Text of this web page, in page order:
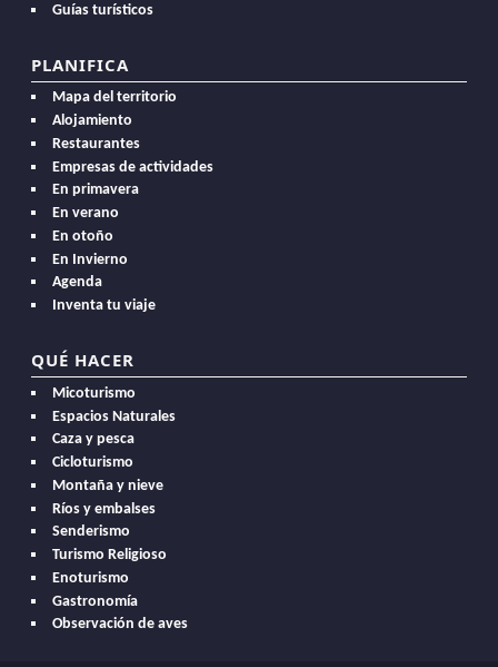
Guías turísticos
PLANIFICA
Mapa del territorio
Alojamiento
Restaurantes
Empresas de actividades
En primavera
En verano
En otoño
En Invierno
Agenda
Inventa tu viaje
QUÉ HACER
Micoturismo
Espacios Naturales
Caza y pesca
Cicloturismo
Montaña y nieve
Ríos y embalses
Senderismo
Turismo Religioso
Enoturismo
Gastronomía
Observación de aves